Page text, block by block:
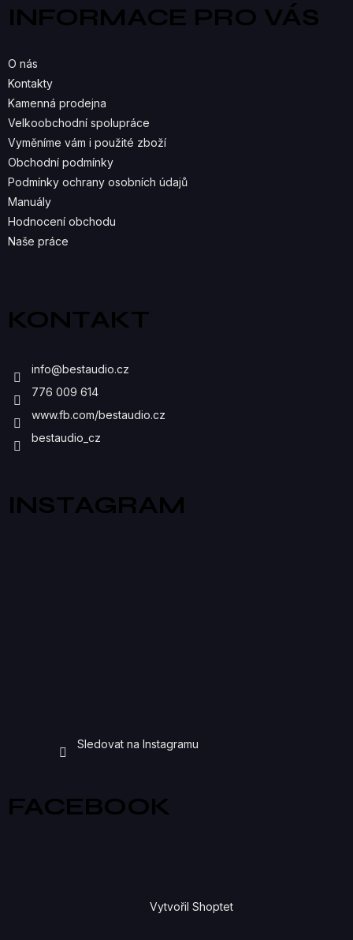
INFORMACE PRO VÁS
O nás
Kontakty
Kamenná prodejna
Velkoobchodní spolupráce
Vyměníme vám i použité zboží
Obchodní podmínky
Podmínky ochrany osobních údajů
Manuály
Hodnocení obchodu
Naše práce
KONTAKT
info@bestaudio.cz
776 009 614
www.fb.com/bestaudio.cz
bestaudio_cz
INSTAGRAM
Sledovat na Instagramu
FACEBOOK
Vytvořil Shoptet